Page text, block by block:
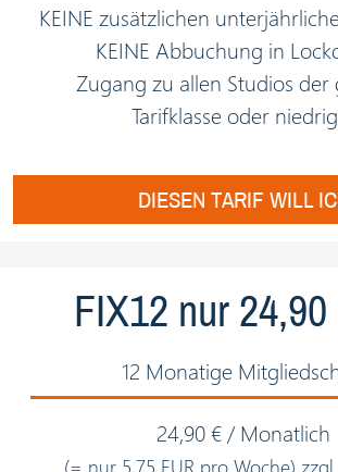
KEINE zusätzlichen
KEINE Abbuchung in
Zugang zu allen Studios der
Tarifklasse oder
DIESEN TARIF WILL
FIX12 nur
12 Monatige
24,90 € / Monatlich
(= nur 5,75 EUR pro Woche)